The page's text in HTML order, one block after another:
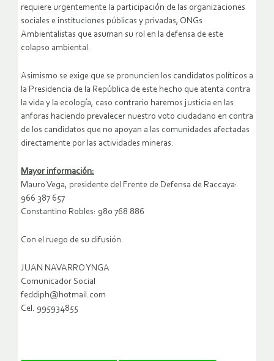
requiere urgentemente la participación de las organizaciones
sociales e instituciones públicas y privadas, ONGs
Ambientalistas que asuman su rol en la defensa de este
colapso ambiental.
Asimismo se exige que se pronuncien los candidatos políticos a
la Presidencia de la República de este hecho que atenta contra
la vida y la ecología, caso contrario haremos justicia en las
anforas haciendo prevalecer nuestro voto ciudadano en contra
de los candidatos que no apoyan a las comunidades afectadas
directamente por las actividades mineras.
Mayor información:
Mauro Vega, presidente del Frente de Defensa de Raccaya:
966 387 657
Constantino Robles: 980 768 886
Con el ruego de su difusión.
JUAN NAVARRO YNGA
Comunicador Social
feddiph@hotmail.com
Cel. 995934855